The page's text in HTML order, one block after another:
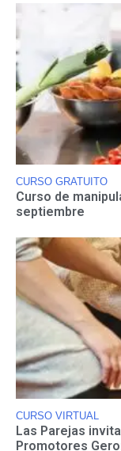
CURSO GRATUITO
Curso de
septiembre
CURSO VIRTUAL
Las Parejas
Promotores